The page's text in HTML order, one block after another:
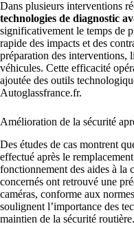
Dans plusieurs interventions
technologies de diagnostic
significativement le temps de
rapide des impacts et des
préparation des interventions,
véhicules. Cette efficacité
ajoutée des outils
Autoglassfrance.fr.
Amélioration de la sécurité
Des études de cas montrent
effectué après le
fonctionnement des aides à la
concernés ont retrouvé une
caméras, conforme aux
soulignent l’importance des
maintien de la sécurité routière.